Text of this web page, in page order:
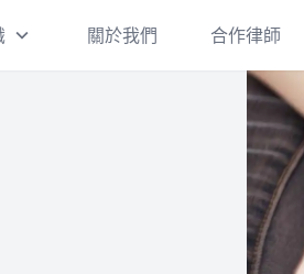
刑事案件一經提
查階段、是否起
的審判和判決確
您收到了警詢筆
關於我們 合作律師